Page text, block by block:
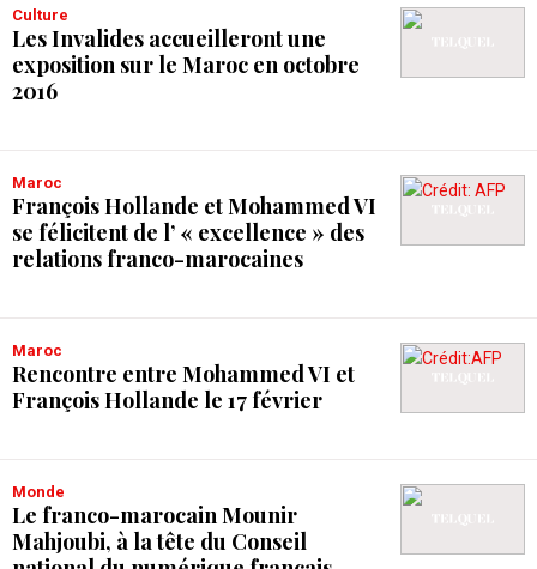
Culture
Les Invalides accueilleront une
exposition sur le Maroc en octobre
2016
Maroc
François Hollande et Mohammed VI
se félicitent de l’ « excellence » des
relations franco-marocaines
Maroc
Rencontre entre Mohammed VI et
François Hollande le 17 février
Monde
Le franco-marocain Mounir
Mahjoubi, à la tête du Conseil